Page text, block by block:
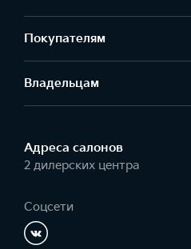
Покупателям
Владельцам
Адреса салонов
2 дилерских центра
Соцсети